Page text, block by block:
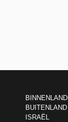
BINNENLAND
BUITENLAND
ISRAËL